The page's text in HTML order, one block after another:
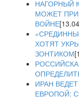
НАГОРНЫЙ
МОЖЕТ
ВОЙНЕ
ХОТЯТ
ЗОНТИКОМ
ИРАН
ЕВРОПОЙ: